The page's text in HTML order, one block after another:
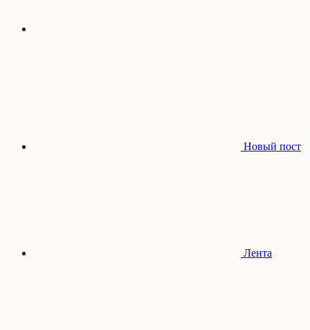
Новый пост
Лента